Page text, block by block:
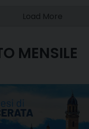
Load More
MENSILE